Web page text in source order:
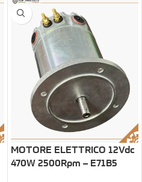
MOTORE ELETTRICO 12Vdc
470W 2500Rpm – E71B5